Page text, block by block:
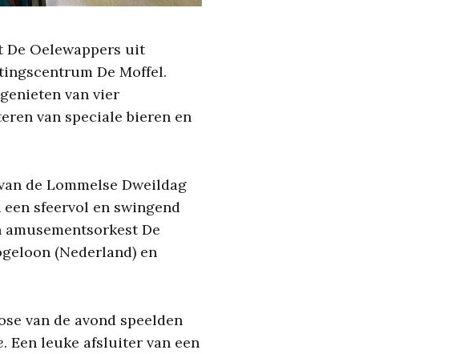
De Oelewappers uit
De Moffel.
van vier
van speciale bieren en
de Lommelse Dweildag
sfeervol en swingend
De
(Nederland) en
van de avond speelden
. Een leuke afsluiter van een